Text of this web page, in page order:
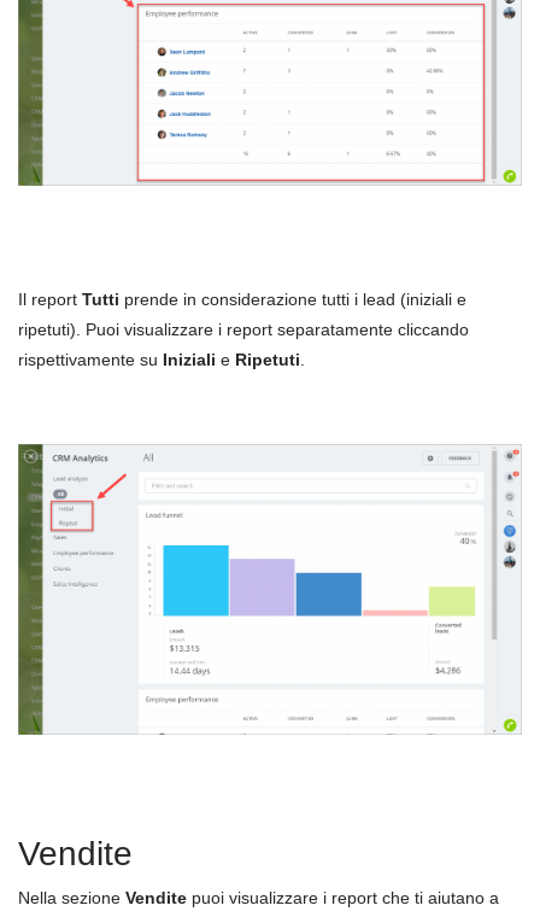
Il report Tutti prende in considerazione tutti i lead (iniziali e
ripetuti). Puoi visualizzare i report separatamente cliccando
rispettivamente su Iniziali e Ripetuti
Vendite
Nella sezione Vendite puoi visualizzare i report che ti aiutano a